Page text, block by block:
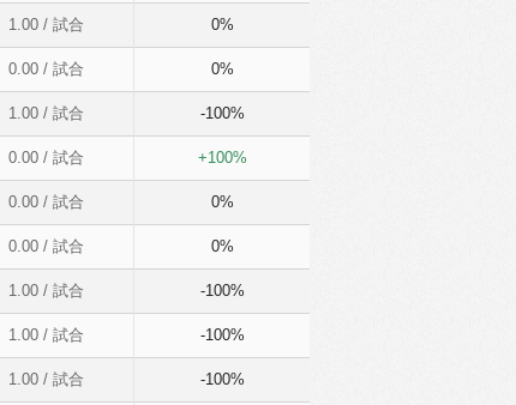
1.00/ 試合 0%
0.00/ 試合 0%
1.00/ 試合 -100%
0.00/ 試合 +100%
0.00/ 試合 0%
0.00/ 試合 0%
1.00/ 試合 -100%
1.00/ 試合 -100%
1.00/ 試合 -100%